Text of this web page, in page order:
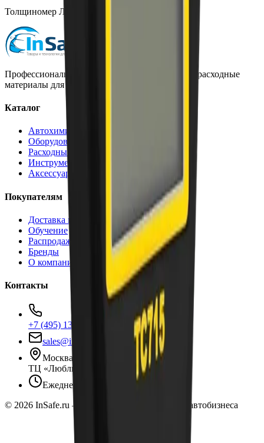
Толщиномер ЛКП, TC 715
Профессиональная автохимия, оборудование и расходные
материалы для детейлинга.
Каталог
Автохимия
Оборудование
Расходные материалы
Инструменты
Аксессуары
Покупателям
Доставка и оплата
Обучение
Распродажа
Бренды
О компании
Контакты
+7 (495) 135-35-99
sales@insafe.ru
Москва, Люблинская ул., 153.
ТЦ «Люблю Молл», -1 уровень
Ежедневно 10:00 — 19:00
© 2026 InSafe.ru — Товары и технологии для автобизнеса